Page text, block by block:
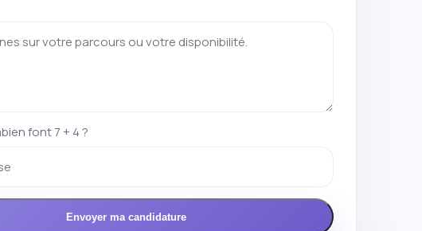
font 7 + 4 ?
Envoyer ma candidature